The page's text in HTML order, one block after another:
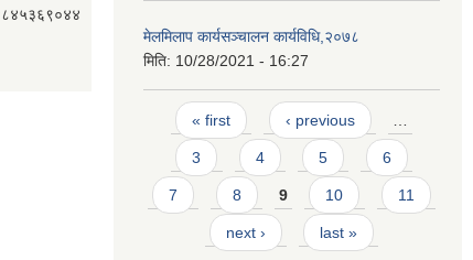
मेलमिलाप कार्यसञ्चालन कार्यविधि,२०७८
मिति: 10/28/2021 - 16:27
Pages
« first ‹ previous …
3 4 5 6
7 8 9 10 11
next › last »